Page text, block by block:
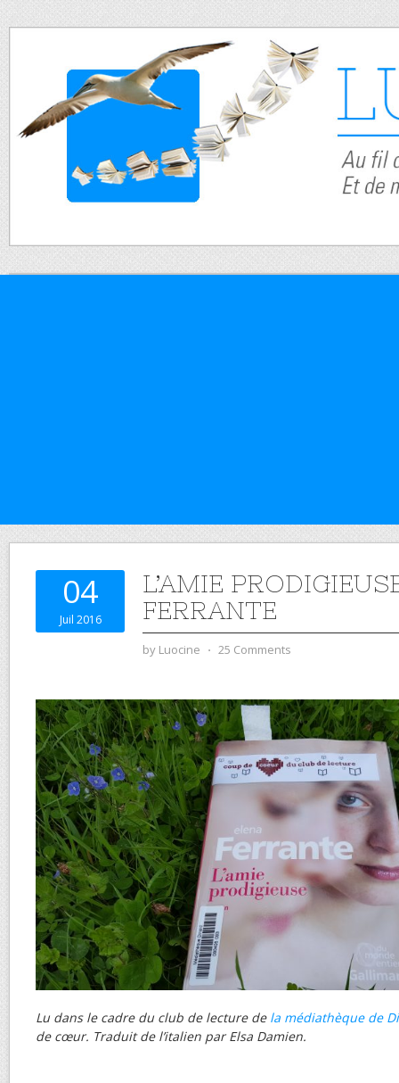
04
Juil 2016
L’AMIE
FERRANTE
by Luocine ⋅ 25 Comments
Lu dans le cadre du club de lecture de la média­thèque de
de cœur. Traduit de l’italien par Elsa Damien.